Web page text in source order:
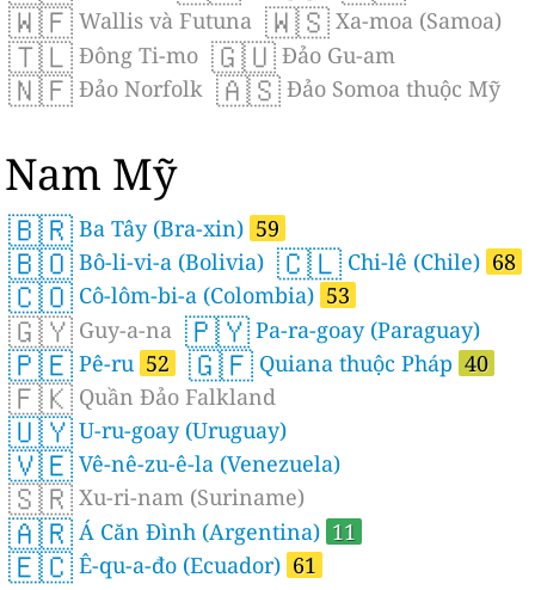
🇼🇫 Wallis và Futuna 🇼🇸 Xa-moa (Samoa)
🇹🇱 Ðông Ti-mo 🇬🇺 Đảo Gu-am
🇳🇫 Đảo Norfolk 🇦🇸 Đảo Somoa thuộc Mỹ
Nam Mỹ
🇧🇷 Ba Tây (Bra-xin) 59
🇧🇴 Bô-li-vi-a (Bolivia) 🇨🇱 Chi-lê (Chile) 68
🇨🇴 Cô-lôm-bi-a (Colombia) 53
🇬🇾 Guy-a-na 🇵🇾 Pa-ra-goay (Paraguay)
🇵🇪 Pê-ru 52 🇬🇫 Quiana thuộc Pháp 40
🇫🇰 Quần Đảo Falkland
🇺🇾 U-ru-goay (Uruguay)
🇻🇪 Vê-nê-zu-ê-la (Venezuela)
🇸🇷 Xu-ri-nam (Suriname)
🇦🇷 Á Căn Đình (Argentina) 11
🇪🇨 Ê-qu-a-đo (Ecuador) 61